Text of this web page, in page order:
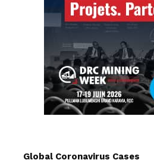
Global Coronavirus Cases